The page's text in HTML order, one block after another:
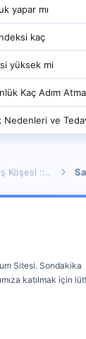
yapar mı
kaç
yüksek mi
Kaç Adım
ve
Köşesi ::..
Sitesi. Sondakika
katılmak için